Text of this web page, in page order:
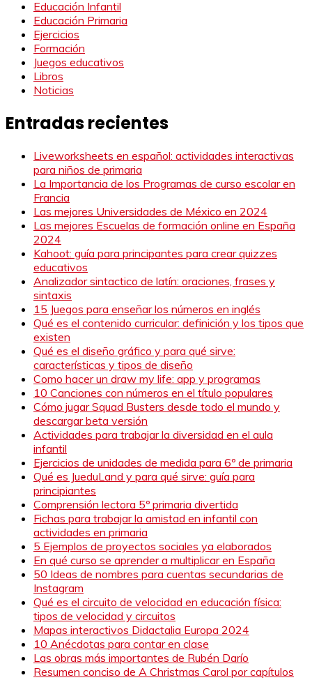
Educación Infantil
Educación Primaria
Ejercicios
Formación
Juegos educativos
Libros
Noticias
Entradas recientes
Liveworksheets en español: actividades interactivas
para niños de primaria
La Importancia de los Programas de curso escolar en
Francia
Las mejores Universidades de México en 2024
Las mejores Escuelas de formación online en España
2024
Kahoot: guía para principantes para crear quizzes
educativos
Analizador sintactico de latín: oraciones, frases y
sintaxis
15 Juegos para enseñar los números en inglés
Qué es el contenido curricular: definición y los tipos que
existen
Qué es el diseño gráfico y para qué sirve:
características y tipos de diseño
Como hacer un draw my life: app y programas
10 Canciones con números en el título populares
Cómo jugar Squad Busters desde todo el mundo y
descargar beta versión
Actividades para trabajar la diversidad en el aula
infantil
Ejercicios de unidades de medida para 6º de primaria
Qué es JueduLand y para qué sirve: guía para
principiantes
Comprensión lectora 5º primaria divertida
Fichas para trabajar la amistad en infantil con
actividades en primaria
5 Ejemplos de proyectos sociales ya elaborados
En qué curso se aprender a multiplicar en España
50 Ideas de nombres para cuentas secundarias de
Instagram
Qué es el circuito de velocidad en educación física:
tipos de velocidad y circuitos
Mapas interactivos Didactalia Europa 2024
10 Anécdotas para contar en clase
Las obras más importantes de Rubén Darío
Resumen conciso de A Christmas Carol por capítulos